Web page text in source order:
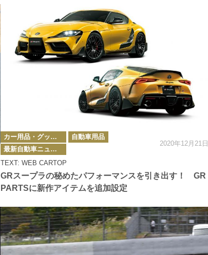
GRスープラの秘めたパフォーマンスを引き出す！ GR
PARTSに新作アイテムを追加設定
TEXT: WEB CARTOP
カ
テ
ゴ
リ
ー
カー用品・グッズ情報
自動車用品
最新自動車ニュース
2020年12月21日